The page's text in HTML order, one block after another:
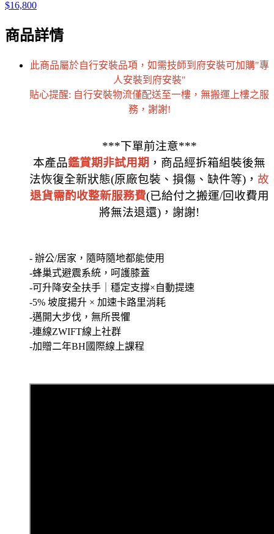
$16,800
商品詳情
此商品屬於自行安裝品項，如需技師到府安裝可加購"專
人安裝到府安裝"
貼心提醒: 自行安裝物流僅配送至一樓，無搬運上樓之服
務，謝謝!
***下單前注意***
本產品鑑賞期非試用期 ，商品經拆箱組裝後無
法恢復全新狀態(原廠包裝、損傷、缺件等)， 故
退貨需酌收整新服務費(已給付之搬運/回收費用
將無法退還)，謝謝!
- 辦公/居家，隨時隨地都能使用
-蜂巢式避震系統，呵護膝蓋
-可升降安全扶手｜穩定支撐×自動提速
-5% 坡度揚升 × 加速卡路里消耗
-邁開大步伐，無所畏懼
-連線ZWIFT線上社群
-加贈二年BH國際線上課程